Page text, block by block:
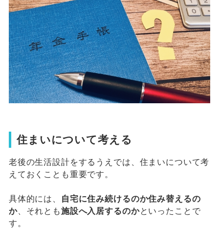
住まいについて考える
老後の生活設計をするうえでは、住まいについて考
えておくことも重要です。
具体的には、
自宅に住み続けるのか住み替えるの
か、それとも施設へ入居するのかといったことで
す。